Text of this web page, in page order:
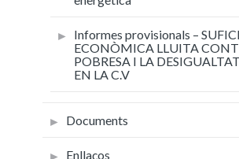
Informes provisionals –
ECONÒMICA LLUITA
POBRESA I LA
EN LA C.V
Documents
Enllaços